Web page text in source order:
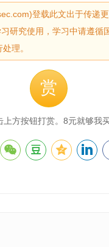
登载此文出于传递
研究使用，学习中请遵
理。
赏
上方按钮打赏。8元就够我